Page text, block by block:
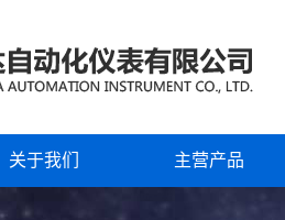
关于我们
公司简介
主营产品
电磁流量计